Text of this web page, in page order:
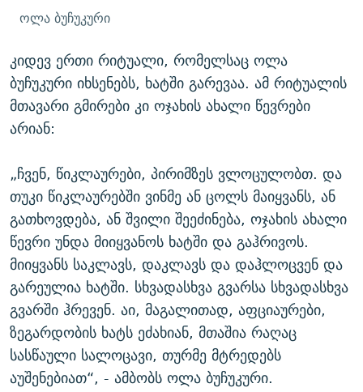
ოლა ბუჩუკური
კიდევ ერთი რიტუალი, რომელსაც ოლა
ბუჩუკური იხსენებს, ხატში გარევაა. ამ რიტუალის
მთავარი გმირები კი ოჯახის ახალი წევრები
არიან:
„ჩვენ, წიკლაურები, პირიმზეს ვლოცულობთ. და
თუკი წიკლაურებში ვინმე ან ცოლს მაიყვანს, ან
გათხოვდება, ან შვილი შეეძინება, ოჯახის ახალი
წევრი უნდა მიიყვანოს ხატში და გაჰრივოს.
მიიყვანს საკლავს, დაკლავს და დაჰლოცვენ და
გარეულია ხატში. სხვადასხვა გვარსა სხვადასხვა
გვარში ჰრევენ. აი, მაგალითად, აფციაურები,
ზეგარდობის ხატს ეძახიან, მთაშია რაღაც
სასწაული სალოცავი, თურმე მტრედებს
აუშენებიათ“, - ამბობს ოლა ბუჩუკური.